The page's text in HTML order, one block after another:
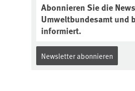
Abonnieren Sie die
Umweltbundesamt und
informiert.
Newsletter abonnieren